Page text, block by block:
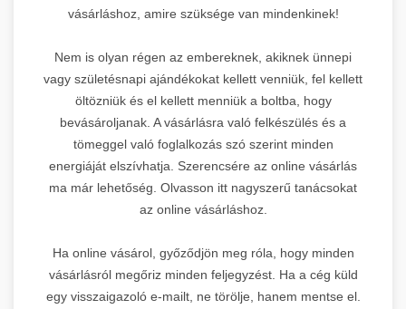
vásárláshoz, amire szüksége van mindenkinek!
Nem is olyan régen az embereknek, akiknek ünnepi
vagy születésnapi ajándékokat kellett venniük, fel kellett
öltözniük és el kellett menniük a boltba, hogy
bevásároljanak. A vásárlásra való felkészülés és a
tömeggel való foglalkozás szó szerint minden
energiáját elszívhatja. Szerencsére az online vásárlás
ma már lehetőség. Olvasson itt nagyszerű tanácsokat
az online vásárláshoz.
Ha online vásárol, győződjön meg róla, hogy minden
vásárlásról megőriz minden feljegyzést. Ha a cég küld
egy visszaigazoló e-mailt, ne törölje, hanem mentse el.